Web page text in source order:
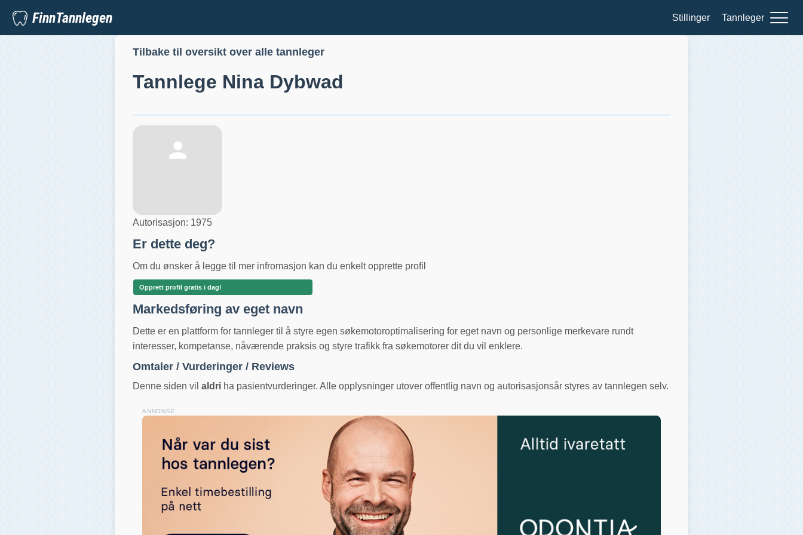
FinnTannlegen Stillinger Tannleger
Tilbake til oversikt over alle tannleger
Tannlege Nina Dybwad
Autorisasjon: 1975
Er dette deg?
Om du ønsker å legge til mer infromasjon kan du enkelt opprette profil
Opprett profil gratis i dag!
Markedsføring av eget navn
Dette er en plattform for tannleger til å styre egen søkemotoroptimalisering for eget navn og personlige merkevare rundt
interesser, kompetanse, nåværende praksis og styre trafikk fra søkemotorer dit du vil enklere.
Omtaler / Vurderinger / Reviews
Denne siden vil aldri ha pasientvurderinger. Alle opplysninger utover offentlig navn og autorisasjonsår styres av tannlegen selv.
ANNONSE